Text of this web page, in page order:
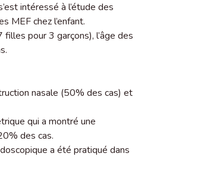
intéressé à l’étude des
MEF chez l’enfant.
pour 3 garçons), l’âge des
nasale (50% des cas) et
qui a montré une
des cas.
a été pratiqué dans